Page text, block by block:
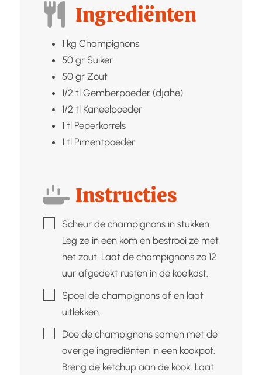
Ingrediënten
1 kg Champignons
50 gr Suiker
50 gr Zout
1/2 tl Gemberpoeder (djahe)
1/2 tl Kaneelpoeder
1 tl Peperkorrels
1 tl Pimentpoeder
Instructies
▢Scheur de champignons in stukken.
Leg ze in een kom en bestrooi ze met
het zout. Laat de champignons zo 12
uur afgedekt rusten in de koelkast.
▢Spoel de champignons af en laat
uitlekken.
▢Doe de champignons samen met de
overige ingrediënten in een kookpot.
Breng de ketchup aan de kook. Laat